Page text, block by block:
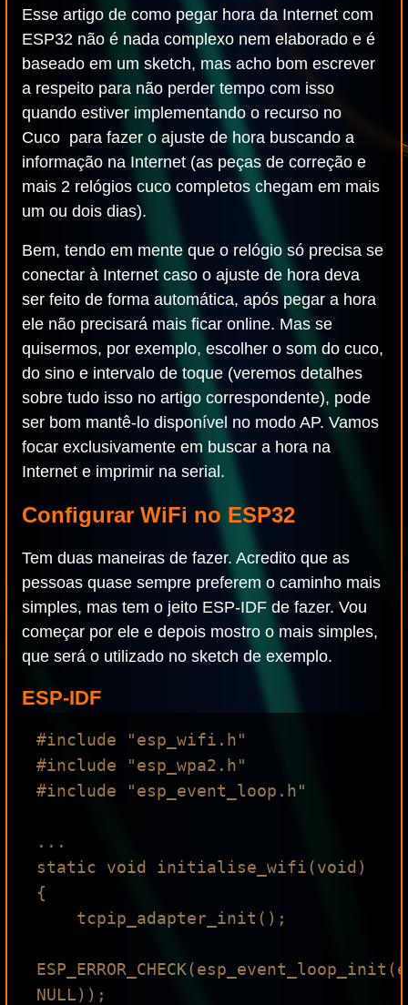
Esse artigo de como pegar hora da Internet com
ESP32 não é nada complexo nem elaborado e é
baseado em um sketch, mas acho bom escrever
a respeito para não perder tempo com isso
quando estiver implementando o recurso no
Cuco para fazer o ajuste de hora buscando a
informação na Internet (as peças de correção e
mais 2 relógios cuco completos chegam em mais
um ou dois dias).
Bem, tendo em mente que o relógio só precisa se
conectar à Internet caso o ajuste de hora deva
ser feito de forma automática, após pegar a hora
ele não precisará mais ficar online. Mas se
quisermos, por exemplo, escolher o som do cuco,
do sino e intervalo de toque (veremos detalhes
sobre tudo isso no artigo correspondente), pode
ser bom mantê-lo disponível no modo AP. Vamos
focar exclusivamente em buscar a hora na
Internet e imprimir na serial.
Configurar WiFi no ESP32
Tem duas maneiras de fazer. Acredito que as
pessoas quase sempre preferem o caminho mais
simples, mas tem o jeito ESP-IDF de fazer. Vou
começar por ele e depois mostro o mais simples,
que será o utilizado no sketch de exemplo.
ESP-IDF
#include "esp_wifi.h"
#include "esp_wpa2.h"
#include "esp_event_loop.h"
...
static void initialise_wifi(void)
{
NULL));